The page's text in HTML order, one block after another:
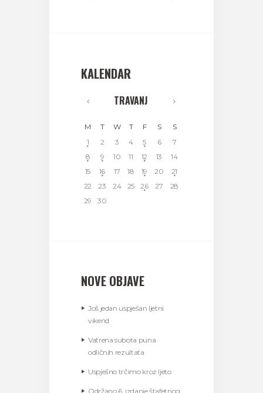
KALENDAR
TRAVANJ
M T W T F S
S
1
2 3 4 5 6
7
8
9 10 11 12 13
14
15
16 17 18 19 20
21
22
23 24 25 26 27
28
29
30
NOVE OBJAVE
Još jedan uspješan ljetni
vikend
Vatrena subota puna
odličnih rezultata
Uspješno trčimo kroz ljeto
Održano 6. izdanje štafetnog